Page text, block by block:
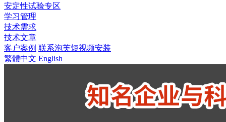
安定性试验专区
学习管理
技术需求
技术文章
客户案例 联系泡芙短视频安装
繁體中文 English